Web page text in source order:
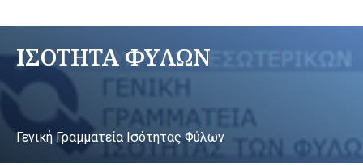
ΙΣΟΤΗΤΑ ΦΥΛΩΝ
Γενική Γραμματεία Ισότητας Φύλων